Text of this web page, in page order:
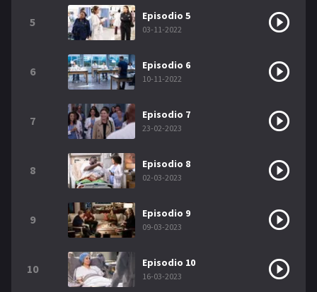
5 Episodio 5
03-11-2022
6 Episodio 6
10-11-2022
7 Episodio 7
23-02-2023
8 Episodio 8
02-03-2023
9 Episodio 9
09-03-2023
10 Episodio 10
16-03-2023